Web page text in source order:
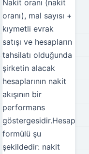
Nakit oranı (nakit
oranı), mal sayısı +
kıymetli evrak
satışı ve hesapların
tahsilatı olduğunda
şirketin alacak
hesaplarının nakit
akışının bir
performans
göstergesidir.Hesaplama
formülü şu
şekildedir: nakit